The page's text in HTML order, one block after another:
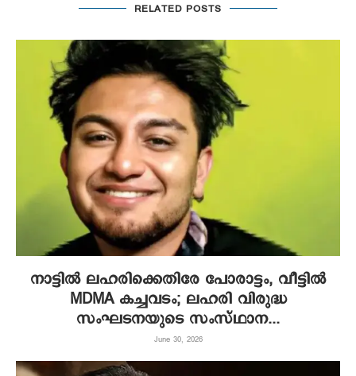
RELATED POSTS
നാട്ടിൽ ലഹരിക്കെതിരേ പോരാട്ടം, വീട്ടിൽ
MDMA കച്ചവടം; ലഹരി വിരുദ്ധ
സംഘടനയുടെ സംസ്ഥാന...
June 30, 2026